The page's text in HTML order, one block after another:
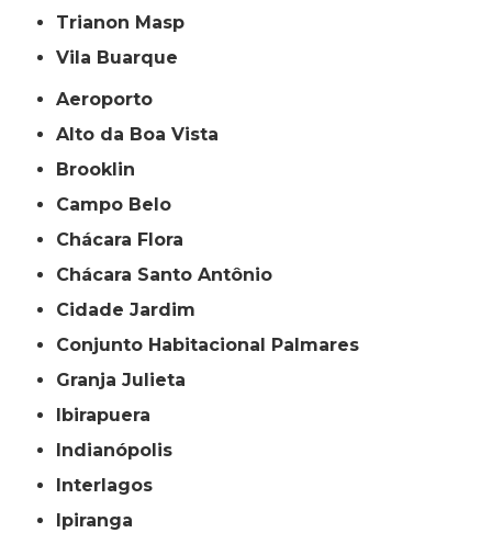
Trianon Masp
Vila Buarque
Aeroporto
Alto da Boa Vista
Brooklin
Campo Belo
Chácara Flora
Chácara Santo Antônio
Cidade Jardim
Conjunto Habitacional Palmares
Granja Julieta
Ibirapuera
Indianópolis
Interlagos
Ipiranga